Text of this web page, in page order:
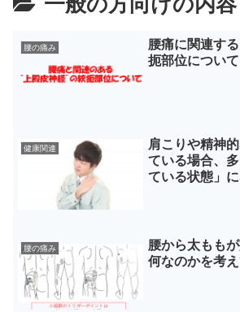
腰の痛み
腰痛に関連す
扼部位について
健康関連
肩こりや精神
ている場合、
ている状態」
腰の痛み
腰から太もも
何なのかを考え